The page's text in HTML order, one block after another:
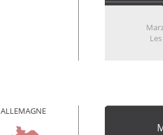
ALLEMAGNE